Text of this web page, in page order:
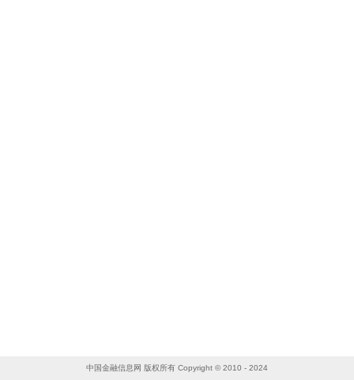
中国金融信息网 版权所有 Copyright © 2010 - 2024